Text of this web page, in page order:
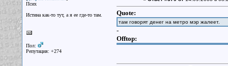
Псих
Истина как-то тут, а я ее где-то там.
Пол:
Репутация: +274
Quote:
там говорят денег на метро мэр жалеет.
-
Offtop: